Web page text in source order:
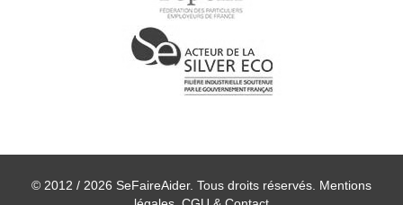
© 2012 / 2026 SeFaireAider. Tous droits réservés. Mentions